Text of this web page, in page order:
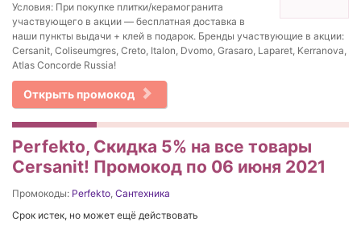
Условия: При покупке плитки/керамогранита
участвующего в акции — бесплатная доставка в
наши пункты выдачи + клей в подарок. Бренды участвующие в акции:
Cersanit, Coliseumgres, Creto, Italon, Dvomo, Grasaro, Laparet, Kerranova,
Atlas Concorde Russia!
Открыть промокод
Perfekto, Скидка 5% на все товары
Cersanit! Промокод по 06 июня 2021
Промокоды: Perfekto, Сантехника
Срок истек, но может ещё действовать